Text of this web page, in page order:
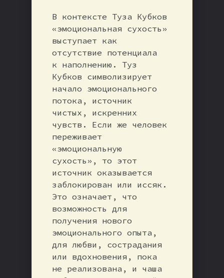
В контексте Туза Кубков
«эмоциональная сухость»
выступает как
отсутствие потенциала
к наполнению. Туз
Кубков символизирует
начало эмоционального
потока, источник
чистых, искренних
чувств. Если же человек
переживает
«эмоциональную
сухость», то этот
источник оказывается
заблокирован или иссяк.
Это означает, что
возможность для
получения нового
эмоционального опыта,
для любви, сострадания
или вдохновения, пока
не реализована, и чаша